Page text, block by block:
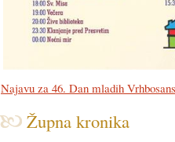
Najavu za 46. Dan mladih
Župna kronika